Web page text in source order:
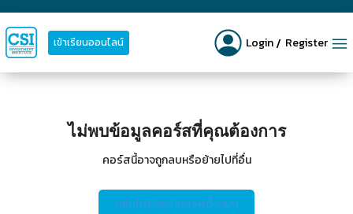
เข้าเรียนออนไลน์ Login Register
ไม่พบข้อมูลคอร์สที่คุณต้องการ
คอร์สนี้อาจถูกลบหรือย้ายไปที่อื่น
กลับไปยังหน้าคอร์สทั้งหมด